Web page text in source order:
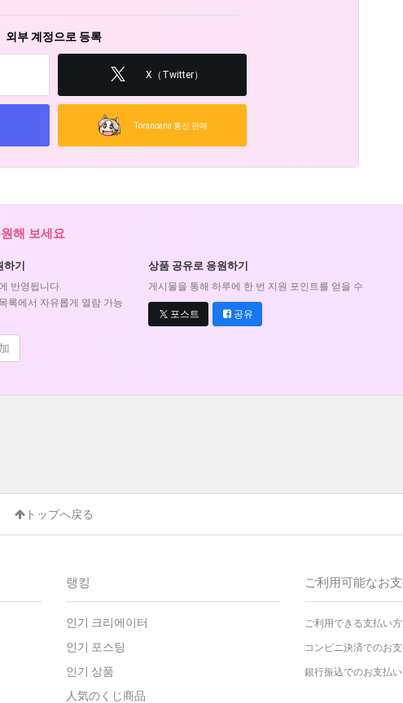
외부 계정으로 등록
X（Twitter）
Toranoana 통신 판매
해 보세요
기
반영됩니다.
록에서 자유롭게 열람 가능
상품 공유로 응원하기
게시물을 통해 하루에 한 번 지원 포인트를 얻을 수
포스트 공유
トップへ戻る
랭킹
인기 크리에이터
인기 포스팅
인기 상품
人気のくじ商品
ご利用可能なお
ご利用できる支払い
コンビニ決済でのお
銀行振込でのお支払